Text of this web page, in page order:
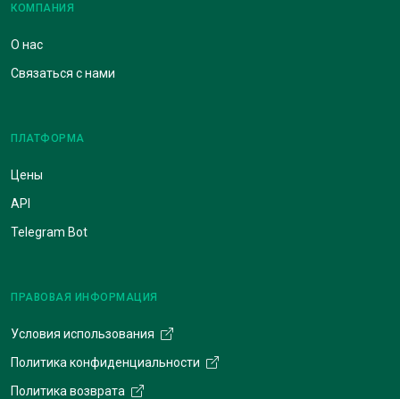
КОМПАНИЯ
О нас
Связаться с нами
ПЛАТФОРМА
Цены
API
Telegram Bot
ПРАВОВАЯ ИНФОРМАЦИЯ
Условия использования
Политика конфиденциальности
Политика возврата